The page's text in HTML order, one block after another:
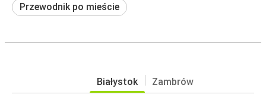
Przewodnik po mieście
Białystok Zambrów